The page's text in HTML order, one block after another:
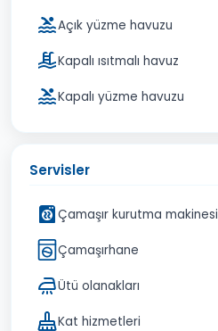
Açık yüzme havuzu
Kapalı ısıtmalı havuz
Kapalı yüzme havuzu
Servisler
Çamaşır kurutma makinesi
Çamaşırhane
Ütü olanakları
Kat hizmetleri